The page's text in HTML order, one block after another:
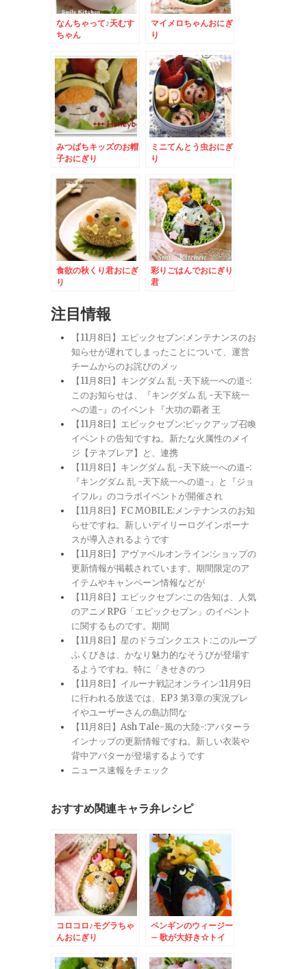
なんちゃって♪天むす
ちゃん
マイメロちゃんおにぎ
り
みつばちキッズのお帽
子おにぎり
ミニてんとう虫おにぎ
り
食欲の秋くり君おにぎ
り
彩りごはんでおにぎり
君
注目情報
【11月8日】エピックセブン:メンテナンスのお
知らせが遅れてしまったことについて、運営
チームからのお詫びのメッ
【11月8日】キングダム 乱 -天下統一への道-:
このお知らせは、『キングダム 乱 -天下統一
への道-』のイベント『大功の覇者 王
【11月8日】エピックセブン:ピックアップ召喚
イベントの告知ですね。新たな火属性のメイ
ジ【テネブレア】と、連携
【11月8日】キングダム 乱 -天下統一への道-:
『キングダム 乱 -天下統一への道-』と『ジョ
イフル』のコラボイベントが開催され
【11月8日】FC MOBILE:メンテナンスのお知
らせですね。新しいデイリーログインボーナ
スが導入されるようです
【11月8日】アヴァベルオンライン:ショップの
更新情報が掲載されています。期間限定のア
イテムやキャンペーン情報などが
【11月8日】エピックセブン:この告知は、人気
のアニメRPG「エピックセブン」のイベント
に関するものです。期間
【11月8日】星のドラゴンクエスト:このループ
ふくびきは、かなり魅力的なそうびが登場す
るようですね。特に「きせきのつ
【11月8日】イルーナ戦記オンライン:11月9日
に行われる放送では、EP3 第3章の実況プレ
イやユーザーさんの島訪問な
【11月8日】Ash Tale-風の大陸-:アバターラ
インナップの更新情報ですね。新しい衣装や
背中アバターが登場するようです
ニュース速報をチェック
おすすめ関連キャラ弁レシピ
コロコロ♪モグラちゃ
んおにぎり
ペンギンのウィージー
– 歌が大好き☆トイ
顔キャラ♪